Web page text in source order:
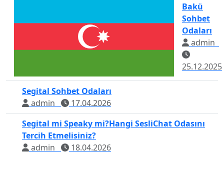
Bakü
Sohbet
Odaları
admin
25.12.2025
Segital Sohbet Odaları
admin
17.04.2026
Segital mi Speaky mi?Hangi SesliChat Odasını
Tercih Etmelisiniz?
admin
18.04.2026